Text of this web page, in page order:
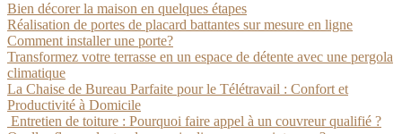
Bien décorer la maison en quelques étapes
Réalisation de portes de placard battantes sur mesure en ligne
Comment installer une porte?
Transformez votre terrasse en un espace de détente avec une pergola
climatique
La Chaise de Bureau Parfaite pour le Télétravail : Confort et
Productivité à Domicile
Entretien de toiture : Pourquoi faire appel à un couvreur qualifié ?